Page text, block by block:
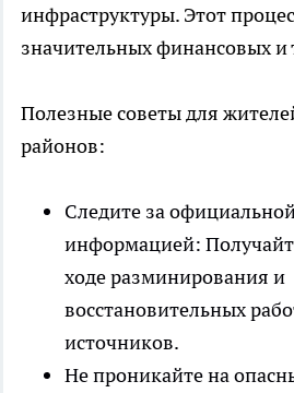
инфраструктуры. Этот
значительных финансовых и
Полезные советы для
районов:
Следите за
информацией:
ходе разминирования и
восстановительных
источников.
Не проникайте на